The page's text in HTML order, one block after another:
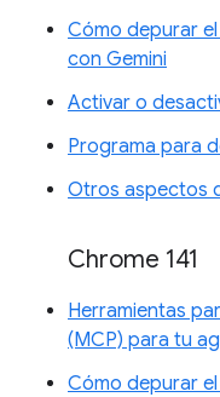
Cómo depurar
con Gemini
Activar o
Programa para
Otros aspectos
Chrome 141
Herramientas
(MCP) para tu
Cómo depurar